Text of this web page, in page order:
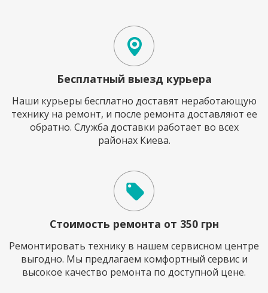
Бесплатный выезд курьера
Наши курьеры бесплатно доставят неработающую
технику на ремонт, и после ремонта доставляют ее
обратно. Служба доставки работает во всех
районах Киева.
Стоимость ремонта от 350 грн
Ремонтировать технику в нашем сервисном центре
выгодно. Мы предлагаем комфортный сервис и
высокое качество ремонта по доступной цене.